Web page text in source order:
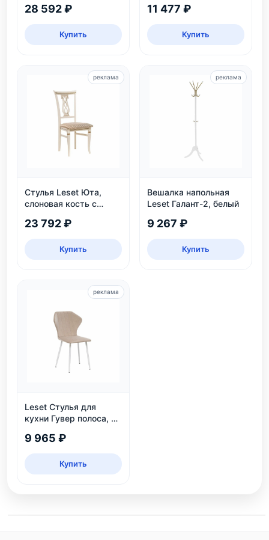
безопасный, ЛДСП,
28 592 ₽
Купить
11 477 ₽
Купить
Стулья Leset Юта,
слоновая кость с
23 792 ₽
Купить
реклама
Вешалка напольная
Leset Галант-2, белый
9 267 ₽
Купить
реклама
Leset Стулья для
кухни Гувер полоса, 2
9 965 ₽
Купить
реклама